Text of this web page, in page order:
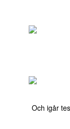
Och igår